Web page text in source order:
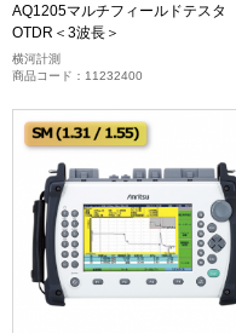
AQ1205マルチフィールドテスタ
OTDR＜3波長＞
横河計測
商品コード：11232400